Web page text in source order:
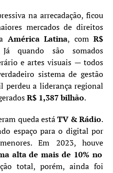
na arrecadação, ficou
mercados de direitos
América Latina, comR$
quando são somados
e artes visuais — todos
sistema de gestão
a liderança regional
R$ 1,387 bilhão.
queda estáTV & Rádio.
espaço para o digital por
Em 2023, houve
alta de mais de 10% no
total, porém, ainda foi